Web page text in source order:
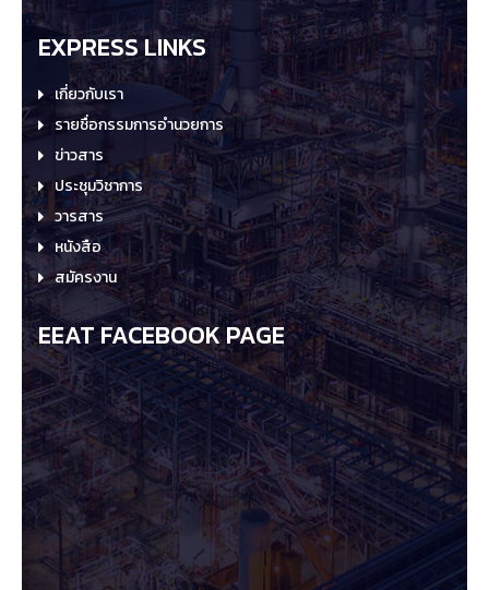
EXPRESS LINKS
เกี่ยวกับเรา
รายชื่อกรรมการอำนวยการ
ข่าวสาร
ประชุมวิชาการ
วารสาร
หนังสือ
สมัครงาน
EEAT FACEBOOK PAGE